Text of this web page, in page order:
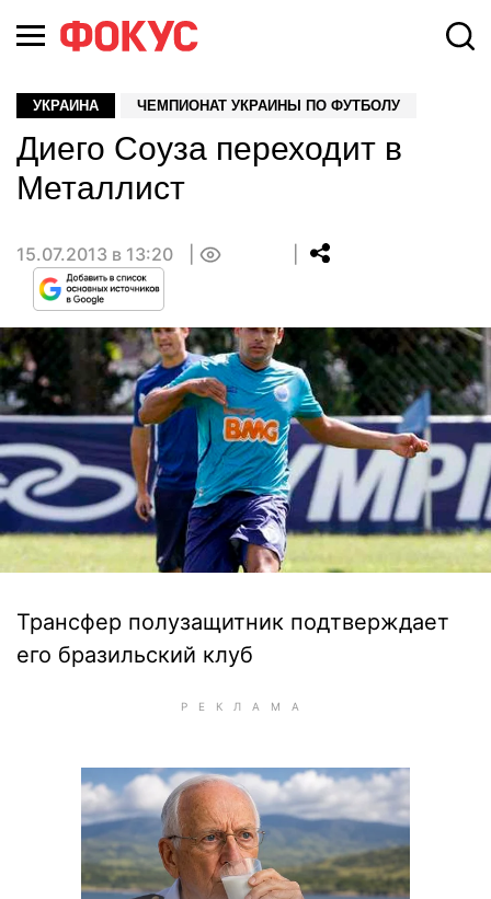
УКРАИНА ЧЕМПИОНАТ УКРАИНЫ ПО ФУТБОЛУ
Диего Соуза переходит в
Металлист
15.07.2013 в 13:20
Трансфер полузащитник подтверждает
его бразильский клуб